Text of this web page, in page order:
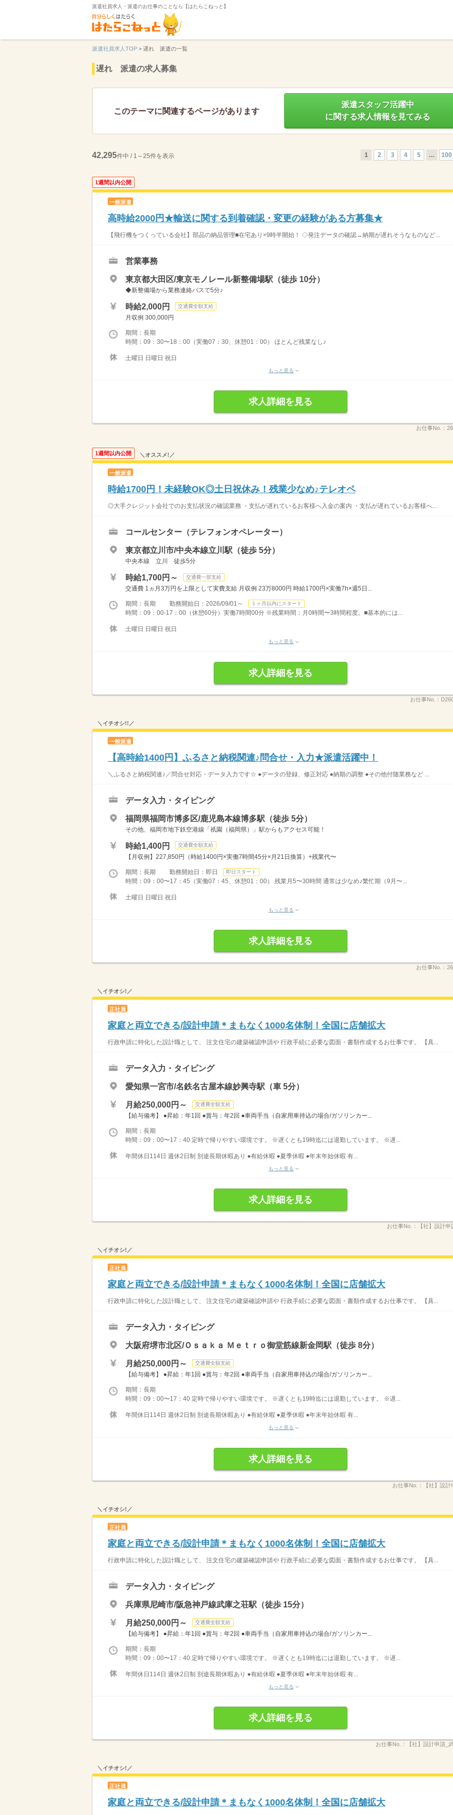
派遣社員求人・派遣のお仕事のことなら【はたらこねっと】
派遣社員求人TOP > 遅れ 派遣の一覧
遅れ 派遣の求人募集
このテーマに関連するページがあります
派遣スタッフ活躍中
に関する求人情報を見てみる
42,295件中 / 1～25件を表示 1 2 3 4 5 … 100
1週間以内公開
一般派遣
高時給2000円★輸送に関する到着確認・変更の経験がある方募集★
【飛行機をつくっている会社】部品の納品管理■在宅あり×9時半開始！ ◇発注データの確認→納期が遅れそうなものなど...
営業事務
東京都大田区/東京モノレール新整備場駅（徒歩 10分）
◆新整備場から業務連絡バスで5分♪
時給2,000円 交通費全額支給
月収例 300,000円
期間：長期
時間：09：30〜18：00（実働07：30、休憩01：00） ほとんど残業なし♪
土曜日 日曜日 祝日
もっと見る
求人詳細を見る
お仕事No.：
1週間以内公開 ＼オススメ!／
一般派遣
時給1700円！未経験OK◎土日祝休み！残業少なめ♪テレオペ
◎大手クレジット会社でのお支払状況の確認業務 ・支払が遅れているお客様へ入金の案内 ・支払が遅れているお客様へ...
コールセンター（テレフォンオペレーター）
東京都立川市/中央本線立川駅（徒歩 5分）
中央本線 立川 徒歩5分
時給1,700円～ 交通費一部支給
交通費 1ヵ月3万円を上限として実費支給 月収例 23万8000円 時給1700円×実働7h×週5日...
期間：長期 勤務開始日：2026/09/01～ １ヶ月以内にスタート
時間：09：00-17：00（休憩60分）実働7時間00分 ※残業時間：月0時間〜3時間程度。■基本的には...
土曜日 日曜日 祝日
もっと見る
求人詳細を見る
お仕事No.：
＼イチオシ!!／
一般派遣
【高時給1400円】ふるさと納税関連♪問合せ・入力★派遣活躍中！
＼ふるさと納税関連♪／問合せ対応・データ入力です☆ ●データの登録、修正対応 ●納期の調整 ●その他付随業務など ...
データ入力・タイピング
福岡県福岡市博多区/鹿児島本線博多駅（徒歩 5分）
その他、福岡市地下鉄空港線「祇園（福岡県）」駅からもアクセス可能！
時給1,400円 交通費全額支給
【月収例】227,850円（時給1400円×実働7時間45分×月21日換算）+残業代〜
期間：長期 勤務開始日：即日 即日スタート
時間：09：00〜17：45（実働07：45、休憩01：00） 残業月5〜30時間 通常は少なめ♪繁忙期（9月〜...
土曜日 日曜日 祝日
もっと見る
求人詳細を見る
お仕事No.：
＼イチオシ!／
正社員
家庭と両立できる/設計申請＊まもなく1000名体制！全国に店舗拡大
行政申請に特化した設計職として、 注文住宅の建築確認申請や 行政手続に必要な図面・書類作成するお仕事です。 【具...
データ入力・タイピング
愛知県一宮市/名鉄名古屋本線妙興寺駅（車 5分）
月給250,000円～ 交通費全額支給
【給与備考】 ●昇給：年1回 ●賞与：年2回 ●車両手当（自家用車持込の場合/ガソリンカー...
期間：長期
時間：09：00〜17：40 定時で帰りやすい環境です。 ※遅くとも19時迄には退勤しています。 ※遅...
年間休日114日 週休2日制 別途長期休暇あり ●有給休暇 ●夏季休暇 ●年末年始休暇 有...
もっと見る
求人詳細を見る
お仕事No.： 【社】設計
＼イチオシ!／
正社員
家庭と両立できる/設計申請＊まもなく1000名体制！全国に店舗拡大
行政申請に特化した設計職として、 注文住宅の建築確認申請や 行政手続に必要な図面・書類作成するお仕事です。 【具...
データ入力・タイピング
大阪府堺市北区/Ｏｓａｋａ Ｍｅｔｒｏ御堂筋線新金岡駅（徒歩 8分）
月給250,000円～ 交通費全額支給
【給与備考】 ●昇給：年1回 ●賞与：年2回 ●車両手当（自家用車持込の場合/ガソリンカー...
期間：長期
時間：09：00〜17：40 定時で帰りやすい環境です。 ※遅くとも19時迄には退勤しています。 ※遅...
年間休日114日 週休2日制 別途長期休暇あり ●有給休暇 ●夏季休暇 ●年末年始休暇 有...
もっと見る
求人詳細を見る
お仕事No.： 【社】設
＼イチオシ!／
正社員
家庭と両立できる/設計申請＊まもなく1000名体制！全国に店舗拡大
行政申請に特化した設計職として、 注文住宅の建築確認申請や 行政手続に必要な図面・書類作成するお仕事です。 【具...
データ入力・タイピング
兵庫県尼崎市/阪急神戸線武庫之荘駅（徒歩 15分）
月給250,000円～ 交通費全額支給
【給与備考】 ●昇給：年1回 ●賞与：年2回 ●車両手当（自家用車持込の場合/ガソリンカー...
期間：長期
時間：09：00〜17：40 定時で帰りやすい環境です。 ※遅くとも19時迄には退勤しています。 ※遅...
年間休日114日 週休2日制 別途長期休暇あり ●有給休暇 ●夏季休暇 ●年末年始休暇 有...
もっと見る
求人詳細を見る
お仕事No.： 【社】設計申請_
＼イチオシ!／
正社員
家庭と両立できる/設計申請＊まもなく1000名体制！全国に店舗拡大